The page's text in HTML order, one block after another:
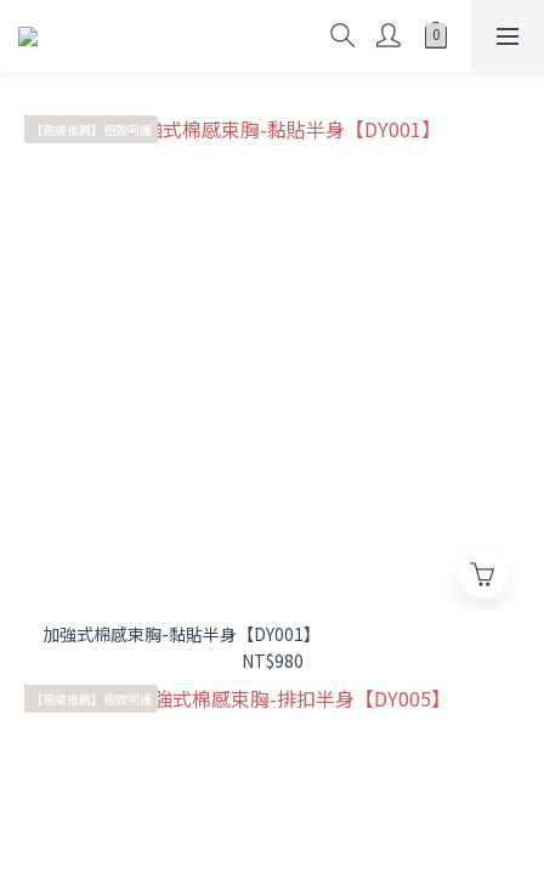
【親膚推薦】極致呵護
加強式棉感束胸-黏貼半身【DY001】
NT$980
【親膚推薦】極致呵護